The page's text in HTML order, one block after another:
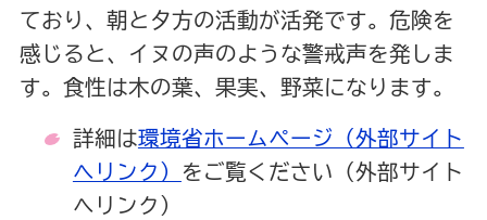
ており、朝と夕方の活動が活発です。危険を
感じると、 イヌの声のような警戒声を発しま
す。食性は木の葉、果実、野菜になります。
詳細は環境省ホームページ（外部サイト
へリンク） をご覧ください（外部サイト
へリンク）